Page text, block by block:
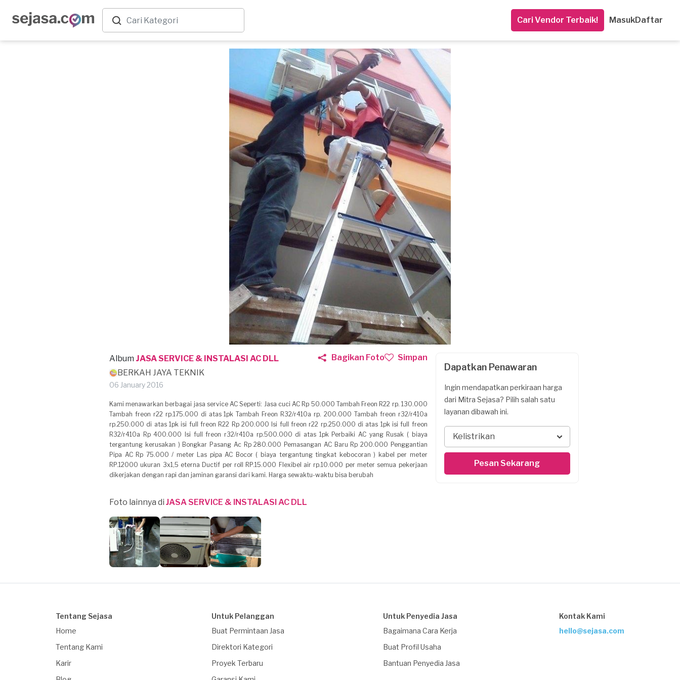
Cari Vendor Terbaik! MasukDaftar
Album JASA SERVICE & INSTALASI AC DLL
BERKAH JAYA TEKNIK
06 January 2016
Bagikan Foto Simpan
Kami menawarkan berbagai jasa service AC Seperti: Jasa cuci AC Rp 50.000 Tambah Freon R22 rp. 130.000
Tambah freon r22 rp.175.000 di atas 1pk Tambah Freon R32/r410a rp. 200.000 Tambah freon r32/r410a
rp.250.000 di atas 1pk isi full freon R22 Rp 200.000 Isi full freon r22 rp.250.000 di atas 1pk isi full freon
R32/r410a Rp 400.000 Isi full freon r32/r410a rp.500.000 di atas 1pk Perbaiki AC yang Rusak ( biaya
tergantung kerusakan ) Bongkar Pasang Ac Rp 280.000 Pemasangan AC Baru Rp 200.000 Penggantian
Pipa AC Rp 75.000 / meter Las pipa AC Bocor ( biaya tergantung tingkat kebocoran ) kabel per meter
RP.12000 ukuran 3x1,5 eterna Ductif per roll RP.15.000 Flexibel air rp.10.000 per meter semua pekerjaan
dikerjakan dengan rapi dan jaminan garansi dari kami. Harga sewaktu-waktu bisa berubah
Foto lainnya di JASA SERVICE & INSTALASI AC DLL
Dapatkan Penawaran
Ingin mendapatkan perkiraan harga
dari Mitra Sejasa? Pilih salah satu
layanan dibawah ini.
Kelistrikan
Pesan Sekarang
Tentang Sejasa
Home
Tentang Kami
Karir
Untuk Pelanggan
Buat Permintaan Jasa
Direktori Kategori
Proyek Terbaru
Untuk Penyedia Jasa
Bagaimana Cara Kerja
Buat Profil Usaha
Bantuan Penyedia Jasa
Kontak Kami
hello@sejasa.com